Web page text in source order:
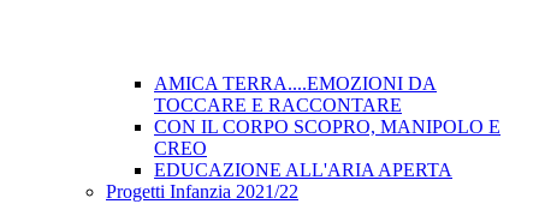
AMICA TERRA....EMOZIONI DA
TOCCARE E RACCONTARE
CON IL CORPO SCOPRO, MANIPOLO E
CREO
EDUCAZIONE ALL'ARIA APERTA
Progetti Infanzia 2021/22